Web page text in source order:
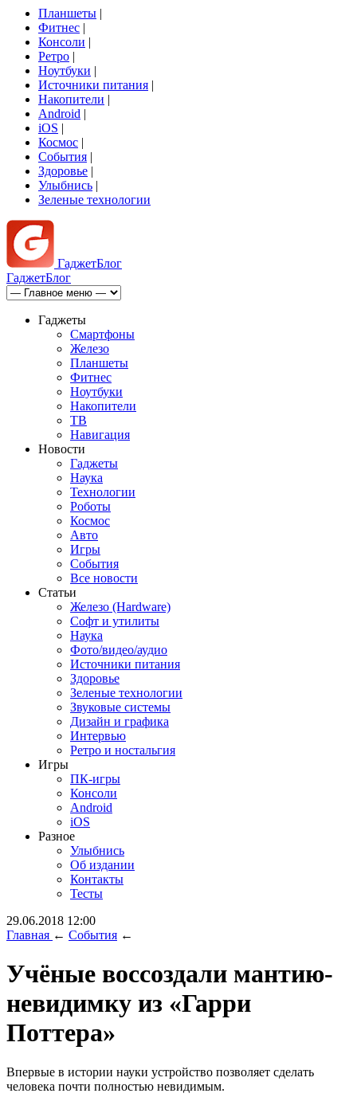
Планшеты |
Фитнес |
Консоли |
Ретро |
Ноутбуки |
Источники питания |
Накопители |
Android |
iOS |
Космос |
События |
Здоровье |
Улыбнись |
Зеленые технологии
ГаджетБлог
ГаджетБлог
Гаджеты
Смартфоны
Железо
Планшеты
Фитнес
Ноутбуки
Накопители
ТВ
Навигация
Новости
Гаджеты
Наука
Технологии
Роботы
Космос
Авто
Игры
События
Все новости
Статьи
Железо (Hardware)
Софт и утилиты
Наука
Фото/видео/аудио
Источники питания
Здоровье
Зеленые технологии
Звуковые системы
Дизайн и графика
Интервью
Ретро и ностальгия
Игры
ПК-игры
Консоли
Android
iOS
Разное
Улыбнись
Об издании
Контакты
Тесты
29.06.2018 12:00
Главная ← События ←
Учёные воссоздали мантию-
невидимку из «Гарри
Поттера»
Впервые в истории науки устройство позволяет сделать
человека почти полностью невидимым.